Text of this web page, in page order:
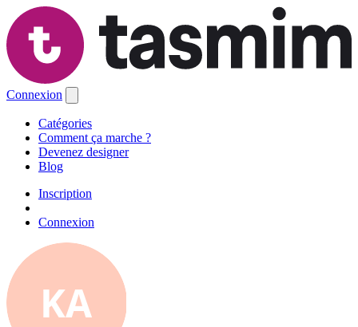
Connexion
Catégories
Comment ça marche ?
Devenez designer
Blog
Inscription
Connexion